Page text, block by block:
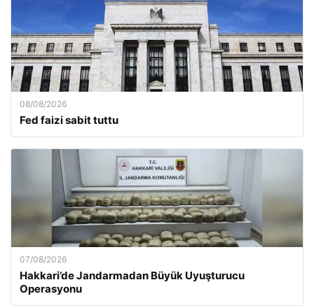
08/08/2026
Fed faizi sabit tuttu
07/08/2026
Hakkari’de Jandarmadan Büyük Uyuşturucu
Operasyonu